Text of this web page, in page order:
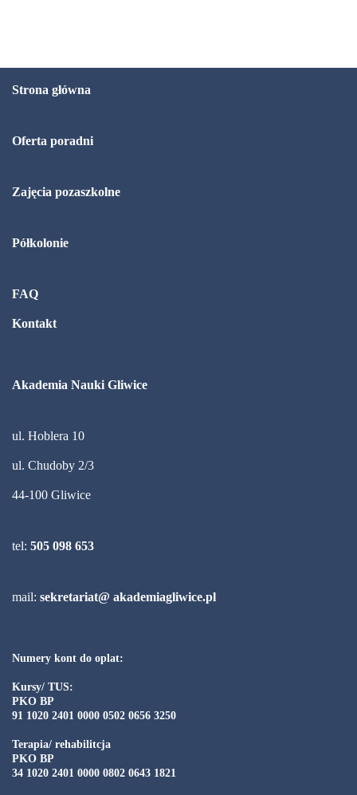
Strona główna
Oferta poradni
Zajęcia pozaszkolne
Półkolonie
FAQ
Kontakt
Akademia Nauki Gliwice
ul. Hoblera 10
ul. Chudoby 2/3
44-100 Gliwice
tel: 505 098 653
mail: sekretariat@ akademiagliwice.pl
Numery kont do oplat:
Kursy/ TUS:
PKO BP
91 1020 2401 0000 0502 0656 3250
Terapia/ rehabilitcja
PKO BP
34 1020 2401 0000 0802 0643 1821